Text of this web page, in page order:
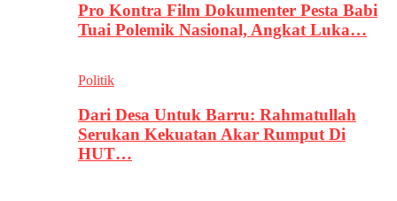
Pro Kontra Film Dokumenter Pesta Babi
Tuai Polemik Nasional, Angkat Luka…
Politik
Dari Desa Untuk Barru: Rahmatullah
Serukan Kekuatan Akar Rumput Di
HUT…